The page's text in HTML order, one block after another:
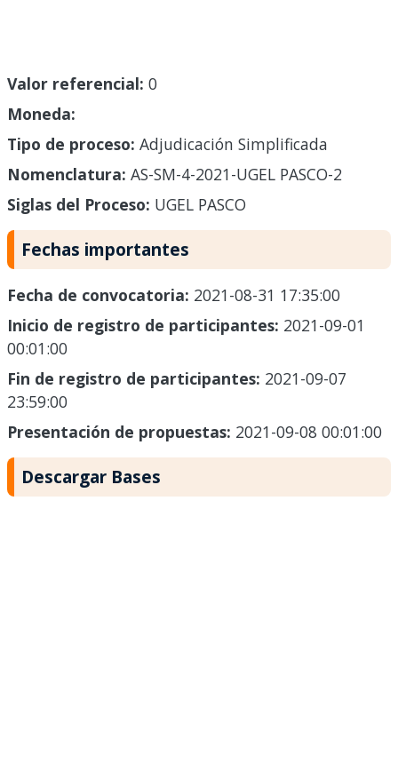
Valor referencial: 0
Moneda:
Tipo de proceso: Adjudicación Simplificada
Nomenclatura: AS-SM-4-2021-UGEL PASCO-2
Siglas del Proceso: UGEL PASCO
Fechas importantes
Fecha de convocatoria: 2021-08-31 17:35:00
Inicio de registro de participantes: 2021-09-01
00:01:00
Fin de registro de participantes: 2021-09-07
23:59:00
Presentación de propuestas: 2021-09-08 00:01:00
Descargar Bases